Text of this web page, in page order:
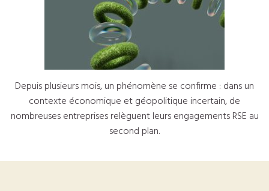
Depuis plusieurs mois, un phénomène se confirme : dans un
contexte économique et géopolitique incertain, de
nombreuses entreprises relèguent leurs engagements RSE au
second plan.